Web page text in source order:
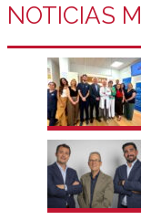
NOTICIAS